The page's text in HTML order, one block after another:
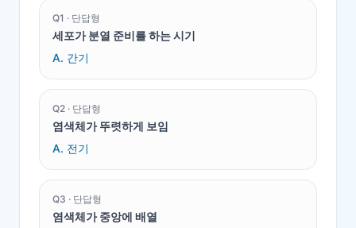
Q1 · 단답형
세포가 분열 준비를 하는 시기
A. 간기
Q2 · 단답형
염색체가 뚜렷하게 보임
A. 전기
Q3 · 단답형
염색체가 중앙에 배열